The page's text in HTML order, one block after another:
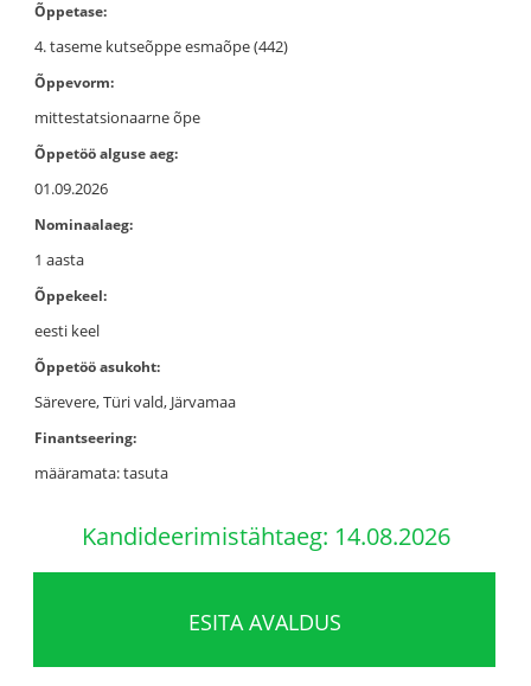
Õppetase:
4. taseme kutseõppe esmaõpe (442)
Õppevorm:
mittestatsionaarne õpe
Õppetöö alguse aeg:
01.09.2026
Nominaalaeg:
1 aasta
Õppekeel:
eesti keel
Õppetöö asukoht:
Särevere, Türi vald, Järvamaa
Finantseering:
määramata: tasuta
Kandideerimistähtaeg: 14.08.2026
ESITA AVALDUS